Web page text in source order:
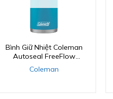
Bình Giữ Nhiệt Coleman
Autoseal FreeFlow
Stainless Steel Insulated
Water Bottle 40oz – 1.2L
Coleman